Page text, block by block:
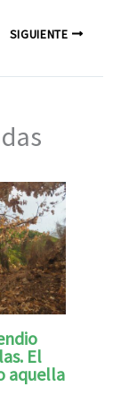
SIGUIENTE
El
aquella